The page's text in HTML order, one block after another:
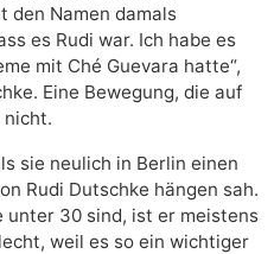
den Namen damals
es Rudi war. Ich habe es
mit Ché Guevara hatte“,
Eine Bewegung, die auf
nicht.
sie neulich in Berlin einen
Rudi Dutschke hängen sah.
unter 30 sind, ist er meistens
weil es so ein wichtiger